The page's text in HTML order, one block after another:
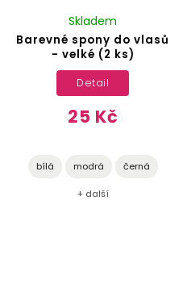
Barevné spony do vlasů
- velké (2 ks)
Skladem
25 Kč
Detail
bílá modrá černá
+ další